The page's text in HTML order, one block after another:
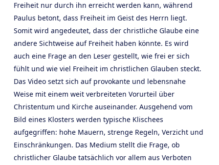
Freiheit nur durch ihn erreicht werden kann, während
Paulus betont, dass Freiheit im Geist des Herrn liegt.
Somit wird angedeutet, dass der christliche Glaube eine
andere Sichtweise auf Freiheit haben könnte. Es wird
auch eine Frage an den Leser gestellt, wie frei er sich
fühlt und wie viel Freiheit im christlichen Glauben steckt.
Das Video setzt sich auf provokante und lebensnahe
Weise mit einem weit verbreiteten Vorurteil über
Christentum und Kirche auseinander. Ausgehend vom
Bild eines Klosters werden typische Klischees
aufgegriffen: hohe Mauern, strenge Regeln, Verzicht und
Einschränkungen. Das Medium stellt die Frage, ob
christlicher Glaube tatsächlich vor allem aus Verboten